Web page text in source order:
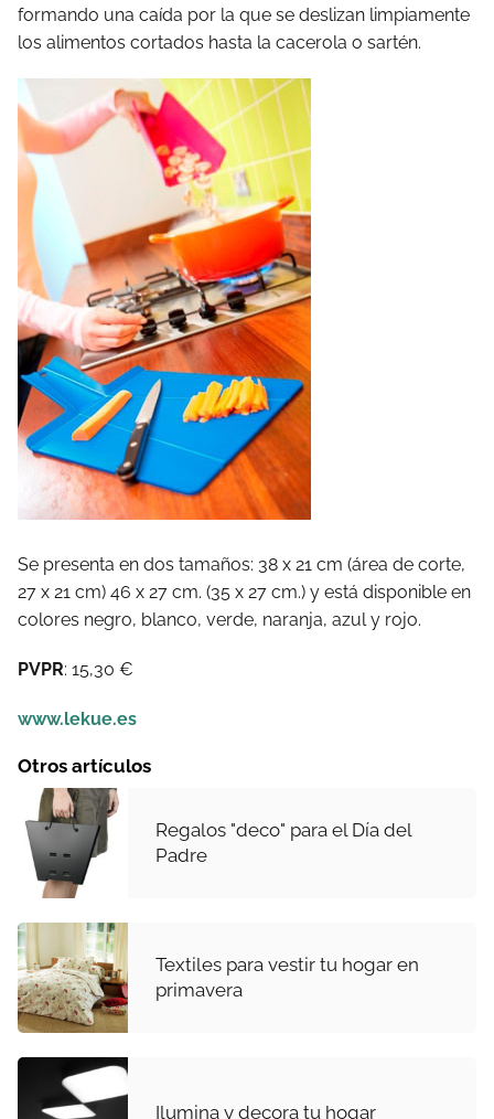
formando una caída por la que se deslizan limpiamente
los alimentos cortados hasta la cacerola o sartén.
Se presenta en dos tamaños: 38 x 21 cm (área de corte,
27 x 21 cm) 46 x 27 cm. (35 x 27 cm.) y está disponible en
colores negro, blanco, verde, naranja, azul y rojo.
PVPR: 15,30 €
www.lekue.es
Otros artículos
Regalos "deco" para el Día del
Padre
Textiles para vestir tu hogar en
primavera
Ilumina y decora tu hogar